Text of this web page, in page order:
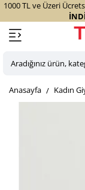
1000 TL ve Üzeri
Aradığınız
kategori
homeKadın